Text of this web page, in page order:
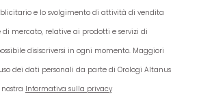
e lo svolgimento di attività di vendita
mercato, relative ai prodotti e servizi di
disiscriversi in ogni momento. Maggiori
dei dati personali da parte di Orologi Altanus
nostra Informativa sulla privacy